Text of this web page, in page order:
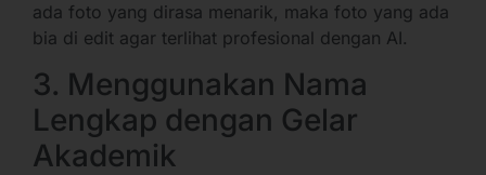
ada foto yang dirasa menarik, maka foto yang ada
bia di edit agar terlihat profesional dengan AI.
3. Menggunakan Nama
Lengkap dengan Gelar
Akademik